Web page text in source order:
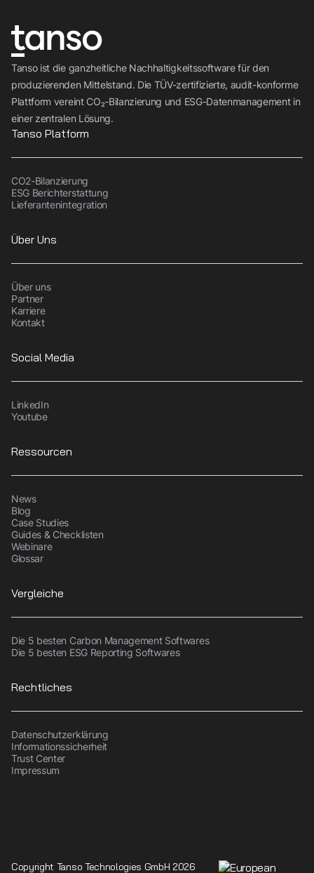
Tanso ist die ganzheitliche Nachhaltigkeitssoftware für den
produzierenden Mittelstand. Die TÜV-zertifizierte, audit-konforme
Plattform vereint CO₂-Bilanzierung und ESG-Datenmanagement in
einer zentralen Lösung.
Tanso Platform
CO2-Bilanzierung
ESG Berichterstattung
Lieferantenintegration
Über Uns
Über uns
Partner
Karriere
Kontakt
Social Media
LinkedIn
Youtube
Ressourcen
News
Blog
Case Studies
Guides & Checklisten
Webinare
Glossar
Vergleiche
Die 5 besten Carbon Management Softwares
Die 5 besten ESG Reporting Softwares
Rechtliches
Datenschutzerklärung
Informationssicherheit
Trust Center
Impressum
Copyright Tanso Technologies GmbH 2026